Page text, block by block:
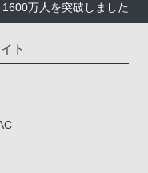
万人を突破しました
ト